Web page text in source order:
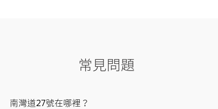
常見問題
南灣道27號在哪裡？